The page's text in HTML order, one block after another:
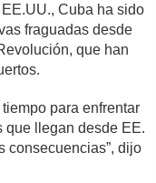
Cuba ha sido
fraguadas desde
que han
para enfrentar
que llegan desde EE.
consecuencias”, dijo